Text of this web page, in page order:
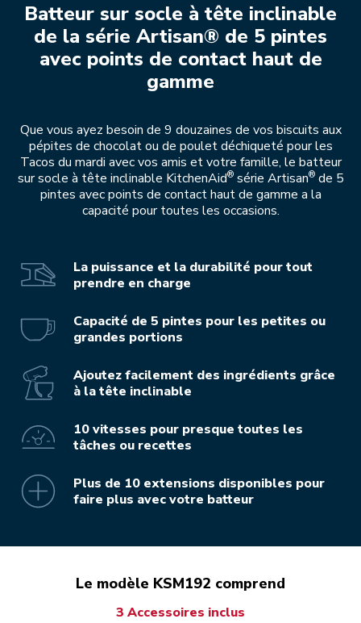
Batteur sur socle à tête inclinable
de la série Artisan® de 5 pintes
avec points de contact haut de
gamme
Que vous ayez besoin de 9 douzaines de vos biscuits aux
pépites de chocolat ou de poulet déchiqueté pour les
Tacos du mardi avec vos amis et votre famille, le batteur
sur socle à tête inclinable KitchenAid®série Artisan®de 5
pintes avec points de contact haut de gamme a la
capacité pour toutes les occasions.
La puissance et la durabilité pour tout
prendre en charge
Capacité de 5 pintes pour les petites ou
grandes portions
Ajoutez facilement des ingrédients grâce
à la tête inclinable
10 vitesses pour presque toutes les
tâches ou recettes
Plus de 10 extensions disponibles pour
faire plus avec votre batteur
Le modèle KSM192 comprend
3 Accessoires inclus